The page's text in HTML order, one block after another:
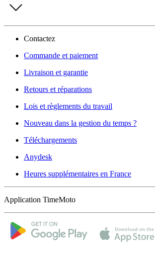
Contactez
Commande et paiement
Livraison et garantie
Retours et réparations
Lois et règlements du travail
Nouveau dans la gestion du temps ?
Téléchargements
Anydesk
Heures supplémentaires en France
Application TimeMoto